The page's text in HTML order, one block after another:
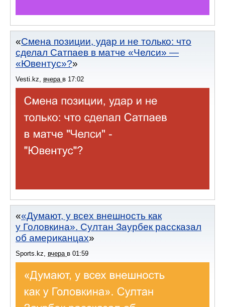
Смена позиции, удар и не только: что
сделал Сатпаев в матче «Челси» —
«Ювентус»?
Vesti.kz вчера в 17:02
«Думают, у всех внешность как
у Головкина». Султан Заурбек рассказал
об американцах
Sports.kz вчера в 01:59